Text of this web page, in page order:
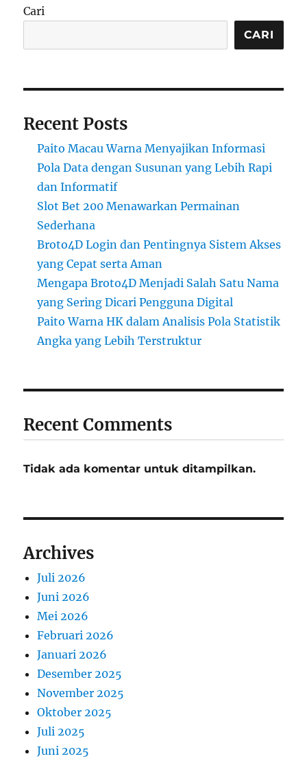
Cari
CARI
Recent Posts
Paito Macau Warna Menyajikan Informasi
Pola Data dengan Susunan yang Lebih Rapi
dan Informatif
Slot Bet 200 Menawarkan Permainan
Sederhana
Broto4D Login dan Pentingnya Sistem Akses
yang Cepat serta Aman
Mengapa Broto4D Menjadi Salah Satu Nama
yang Sering Dicari Pengguna Digital
Paito Warna HK dalam Analisis Pola Statistik
Angka yang Lebih Terstruktur
Recent Comments
Tidak ada komentar untuk ditampilkan.
Archives
Juli 2026
Juni 2026
Mei 2026
Februari 2026
Januari 2026
Desember 2025
November 2025
Oktober 2025
Juli 2025
Juni 2025